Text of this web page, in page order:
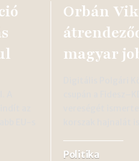
Orbán
magyar
Politika